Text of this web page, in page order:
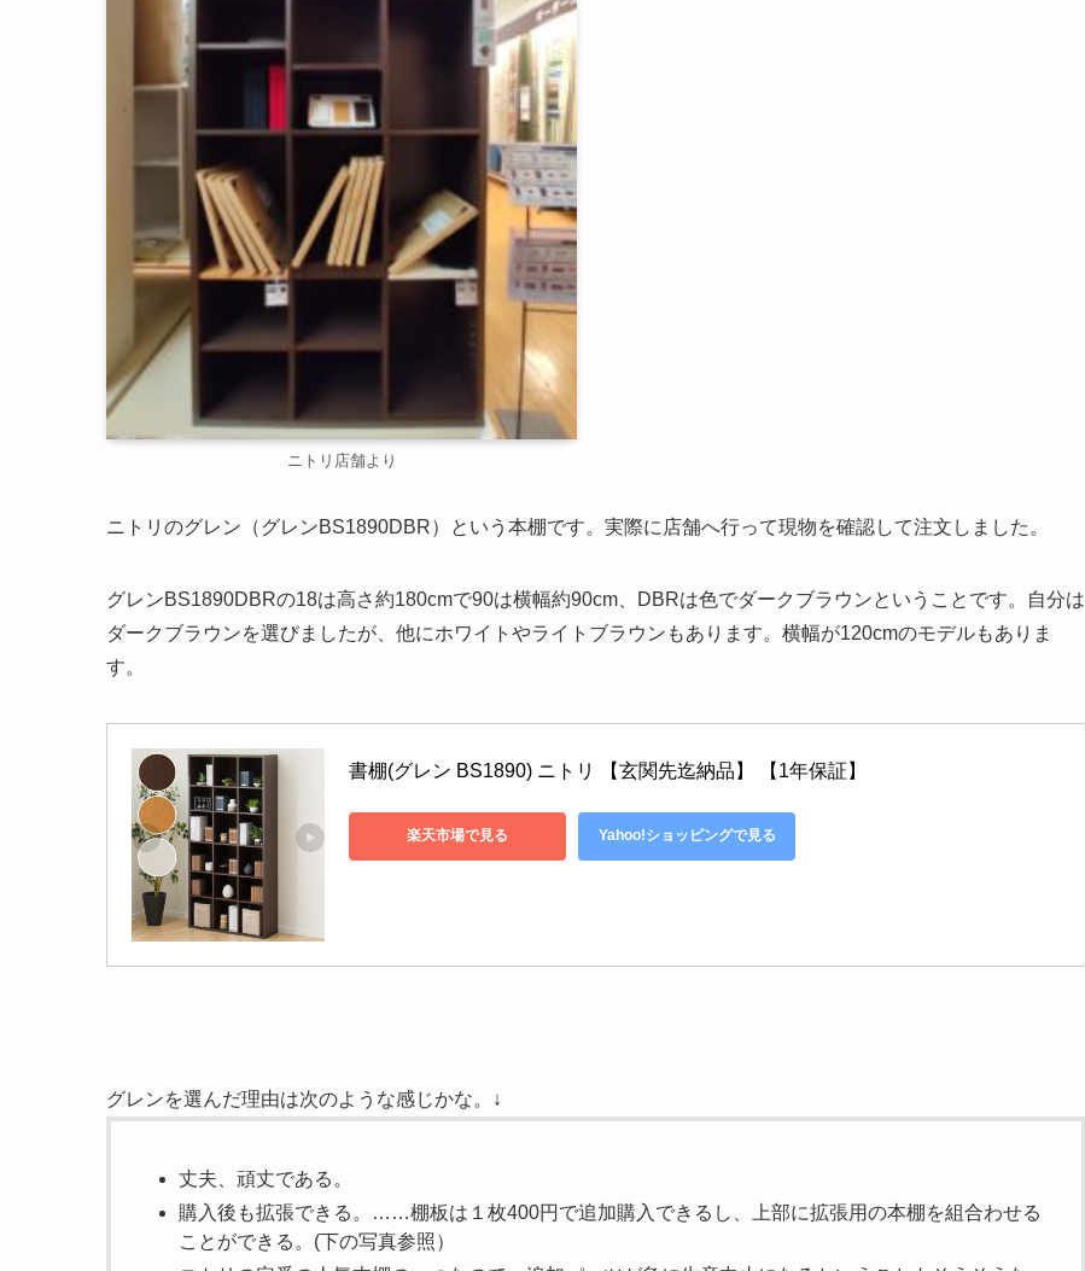
ニトリ店舗より
ニトリのグレン（グレンBS1890DBR）という本棚です。実際に店舗へ行って現物を確認して注文しました。
グレンBS1890DBRの18は高さ約180cmで90は横幅約90cm、DBRは色でダークブラウンということです。自分は
ダークブラウンを選びましたが、他にホワイトやライトブラウンもあります。横幅が120cmのモデルもありま
す。
書棚(グレン BS1890) ニトリ 【玄関先迄納品】 【1年保証】
楽天市場で見る Yahoo!ショッピングで見る
グレンを選んだ理由は次のような感じかな。↓
丈夫、頑丈である。
購入後も拡張できる。……棚板は１枚400円で追加購入できるし、上部に拡張用の本棚を組合わせる
ことができる。(下の写真参照）